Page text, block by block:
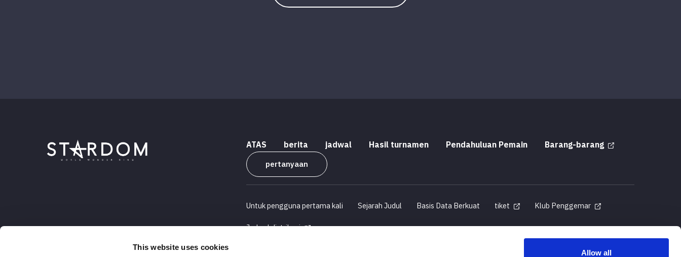
This website uses cookies
Allow all
ATAS berita jadwal Hasil turnamen Pendahuluan Pemain Barang-barang
pertanyaan
Untuk pengguna pertama kali Sejarah Judul Basis Data Berkuat tiket Klub Penggemar
Jadwal distribusi